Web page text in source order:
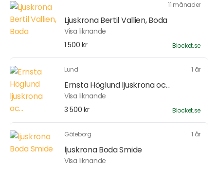
11 månader
Ljuskrona Bertil Vallien, Boda
Visa liknande
1 500 kr
Blocket.se
Lund 1 år
Ernsta Höglund ljuskrona oc...
Visa liknande
3 500 kr
Blocket.se
Göteborg 1 år
ljuskrona Boda Smide
Visa liknande